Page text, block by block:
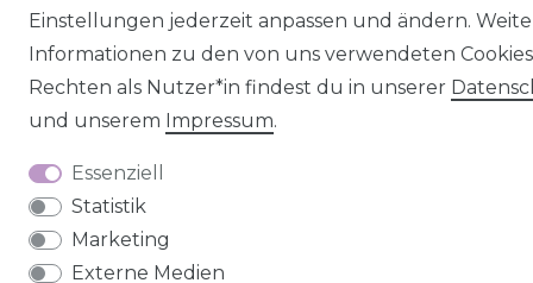
Einstellungen jederzeit anpassen und ändern.
Informationen zu den von uns verwendeten
Rechten als Nutzer*in findest du in unserer
und unserem Impressum.
Essenziell
Statistik
Marketing
Externe Medien